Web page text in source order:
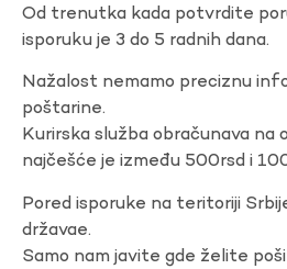
Od trenutka kada potvrdite
isporuku je 3 do 5 radnih dana.
Nažalost nemamo preciznu
poštarine.
Kurirska služba obračunava na
najčešće je između 500rsd i
Pored isporuke na teritoriji
državae.
Samo nam javite gde želite